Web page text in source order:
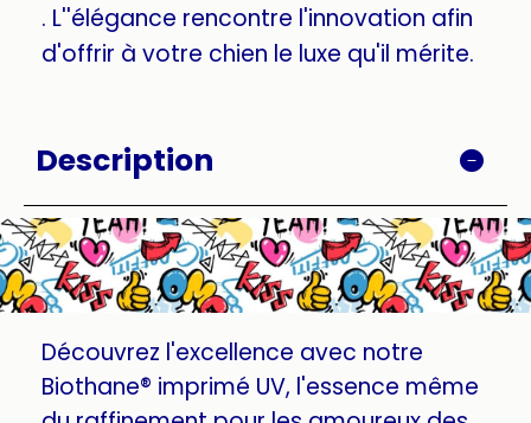
. L''élégance rencontre l'innovation afin
d'offrir à votre chien le luxe qu'il mérite.
Description
Découvrez l'excellence avec notre
Biothane® imprimé UV, l'essence même